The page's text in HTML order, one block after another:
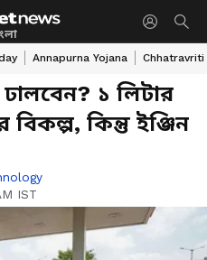
Annapurna Yojana Chhatravriti
১ লিটার
কিন্তু ইঞ্জিন
IST